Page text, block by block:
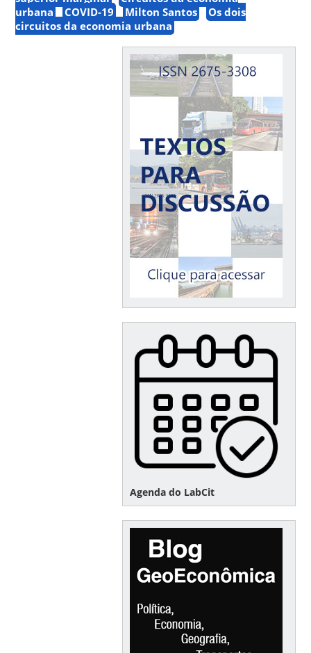
urbana
COVID-19 Milton Santos
Os dois
circuitos da economia urbana
Agenda do LabCit